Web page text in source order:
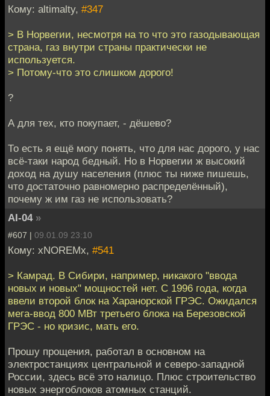
Кому: altimalty, #347
> В Норвегии, несмотря на то что это газодывающая
страна, газ внутри страны практически не
используется.
> Потому-что это слишком дорого!
?
А для тех, кто покупает, - дёшево?
То есть я ещё могу понять, что для нас дорого, у нас
всё-таки народ бедный. Но в Норвегии ж высокий
доход на душу населения (плюс ты ниже пишешь,
что достаточно равномерно распределённый),
почему ж им газ не использовать?
AI-04 »
#607 | 09.01.09 23:10
Кому: xNOREMx, #541
> Камрад. В Сибири, например, никакого "ввода
новых и новых" мощностей нет. С 1996 года, когда
ввели второй блок на Харанорской ГРЭС. Ожидался
мега-ввод 800 МВт третьего блока на Березовской
ГРЭС - но кризис, мать его.
Прошу прощения, работал в основном на
электростанциях центральной и северо-западной
России, здесь всё это налицо. Плюс строительство
новых энергоблоков атомных станций.